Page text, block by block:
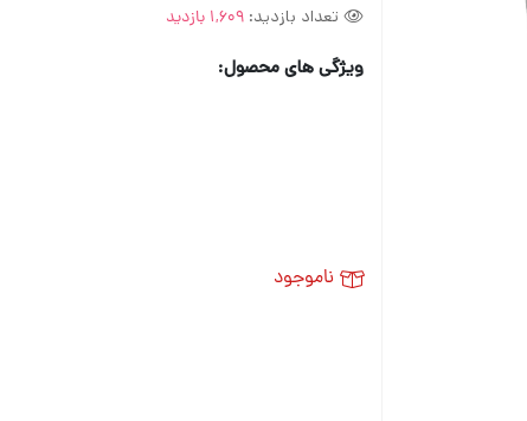
تعداد بازدید:1,609 بازدید
ویژگی های محصول:
ناموجود